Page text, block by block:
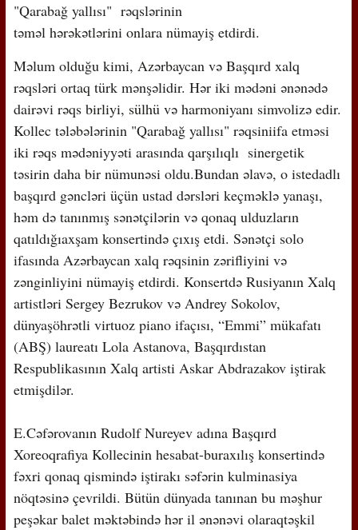
"Qarabağ yallısı" rəqslərinin
təməl hərəkətlərini onlara nümayiş etdirdi.
Məlum olduğu kimi, Azərbaycan və Başqırd xalq
rəqsləri ortaq türk mənşəlidir. Hər iki mədəni ənənədə
dairəvi rəqs birliyi, sülhü və harmoniyanı simvolizə edir.
Kollec tələbələrinin "Qarabağ yallısı" rəqsiniifa etməsi
iki rəqs mədəniyyəti arasında qarşılıqlı sinergetik
təsirin daha bir nümunəsi oldu.Bundan əlavə, o istedadlı
başqırd gəncləri üçün ustad dərsləri keçməklə yanaşı,
həm də tanınmış sənətçilərin və qonaq ulduzların
qatıldığıaxşam konsertində çıxış etdi. Sənətçi solo
ifasında Azərbaycan xalq rəqsinin zərifliyini və
zənginliyini nümayiş etdirdi. Konsertdə Rusiyanın Xalq
artistləri Sergey Bezrukov və Andrey Sokolov,
dünyaşöhrətli virtuoz piano ifaçısı, “Emmi” mükafatı
(ABŞ) laureatı Lola Astanova, Başqırdıstan
Respublikasının Xalq artisti Askar Abdrazakov iştirak
etmişdilər.
E.Cəfərovanın Rudolf Nureyev adına Başqırd
Xoreoqrafiya Kollecinin hesabat-buraxılış konsertində
fəxri qonaq qismində iştirakı səfərin kulminasiya
nöqtəsinə çevrildi. Bütün dünyada tanınan bu məşhur
peşəkar balet məktəbində hər il ənənəvi olaraqtəşkil